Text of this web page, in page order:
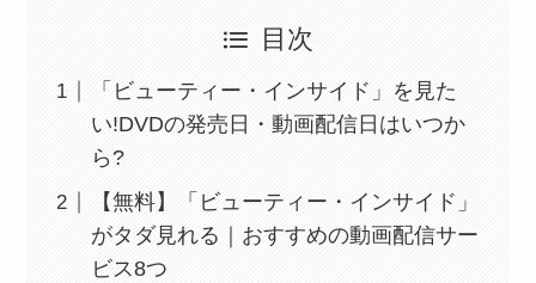
目次
「ビューティー・インサイド」を見た
い!DVDの発売日・動画配信日はいつか
ら?
【無料】「ビューティー・インサイド」
がタダ見れる｜おすすめの動画配信サー
ビス8つ